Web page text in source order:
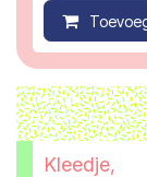
Kleedje,